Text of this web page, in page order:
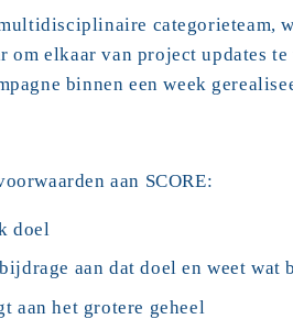
categorieteam,
elkaar van project updates te
binnen een week
aan SCORE:
doel
aan dat doel en weet wat
aan het grotere geheel